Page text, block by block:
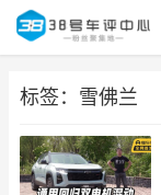
标签：雪佛兰